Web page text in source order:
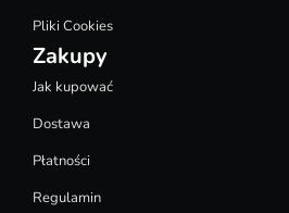
Pliki Cookies
Zakupy
Jak kupować
Dostawa
Płatności
Regulamin